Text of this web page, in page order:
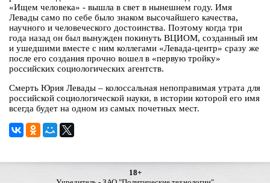
«Ищем человека» - вышла в свет в нынешнем году. Имя
Левады само по себе было знаком высочайшего качества,
научного и человеческого достоинства. Поэтому когда три
года назад он был вынужден покинуть ВЦИОМ, созданный им
и ушедшими вместе с ним коллегами «Левада-центр» сразу же
после его создания прочно вошел в «первую тройку»
российских социологических агентств.
Смерть Юрия Левады – колоссальная непоправимая утрата для
российской социологической науки, в истории которой его имя
всегда будет на одном из самых почетных мест.
18+